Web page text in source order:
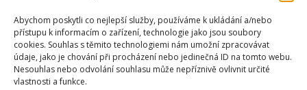
Abychom poskytli co nejlepší služby, používáme k ukládání a/nebo
přístupu k informacím o zařízení, technologie jako jsou soubory
cookies. Souhlas s těmito technologiemi nám umožní zpracovávat
údaje, jako je chování při procházení nebo jedinečná ID na tomto webu.
Nesouhlas nebo odvolání souhlasu může nepříznivě ovlivnit určité
vlastnosti a funkce.